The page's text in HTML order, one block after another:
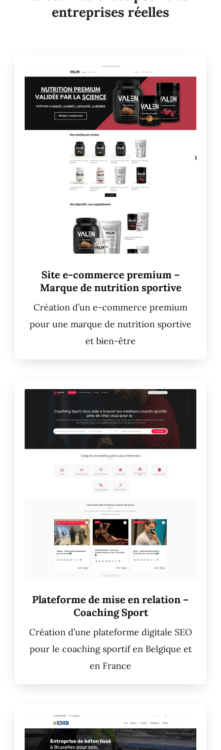
entreprises réelles
Site e-commerce premium –
Marque de nutrition sportive
Création d’un e-commerce premium
pour une marque de nutrition sportive
et bien-être
Plateforme de mise en relation –
Coaching Sport
Création d’une plateforme digitale SEO
pour le coaching sportif en Belgique et
en France